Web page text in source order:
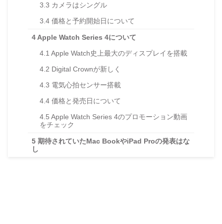
3.3 カメラはシングル
3.4 価格と予約開始日について
4 Apple Watch Series 4について
4.1 Apple Watch史上最大のディスプレイを搭載
4.2 Digital Crownが新しく
4.3 電気心拍センサー搭載
4.4 価格と発売日について
4.5 Apple Watch Series 4のプロモーション動画
をチェック
5 期待されていたMac BookやiPad Proの発表はな
し